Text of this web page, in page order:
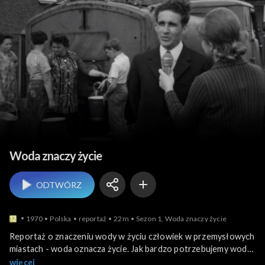
Ekologia i środowisko
Woda znaczy życie
ODTWÓRZ
1970 Polska reportaż 22m Sezon 1, Woda znaczy życie
Reportaż o znaczeniu wody w życiu człowiek w przemysłowych
miastach - woda oznacza życie. Jak bardzo potrzebujemy wody i
to nie tylko w życiu, ale również w przemyśle, w produkcji
więcej